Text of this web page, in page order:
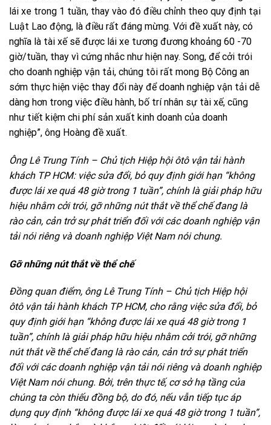
lái xe trong 1 tuần, thay vào đó điều chỉnh theo quy định tại
Luật Lao động, là điều rất đáng mừng. Với đề xuất này, có
nghĩa là tài xế sẽ được lái xe tương đương khoảng 60 -70
giờ/tuần, thay vì cứng nhắc như hiện nay. Song, để cởi trói
cho doanh nghiệp vận tải, chúng tôi rất mong Bộ Công an
sớm thực hiện việc thay đổi này để doanh nghiệp vận tải dễ
dàng hơn trong việc điều hành, bố trí nhân sự tài xế, cũng
như tiết kiệm chi phí sản xuất kinh doanh của doanh
nghiệp”, ông Hoàng đề xuất.
Ông Lê Trung Tính – Chủ tịch Hiệp hội ôtô vận tải hành
khách TP HCM: việc sửa đổi, bỏ quy định giới hạn “không
được lái xe quá 48 giờ trong 1 tuần”, chính là giải pháp hữu
hiệu nhằm cởi trói, gỡ những nút thắt về thể chế đang là
rào cản, cản trở sự phát triển đối với các doanh nghiệp vận
tải nói riêng và doanh nghiệp Việt Nam nói chung.
Gỡ những nút thắt về thể chế
Đồng quan điểm, ông Lê Trung Tính – Chủ tịch Hiệp hội
ôtô vận tải hành khách TP HCM, cho rằng việc sửa đổi, bỏ
quy định giới hạn “không được lái xe quá 48 giờ trong 1
tuần”, chính là giải pháp hữu hiệu nhằm cởi trói, gỡ những
nút thắt về thể chế đang là rào cản, cản trở sự phát triển
đối với các doanh nghiệp vận tải nói riêng và doanh nghiệp
Việt Nam nói chung. Bởi, trên thực tế, cơ sở hạ tầng của
chúng ta còn thiếu đồng bộ, do đó, nếu vẫn tiếp tục áp
dụng quy định “không được lái xe quá 48 giờ trong 1 tuần”,